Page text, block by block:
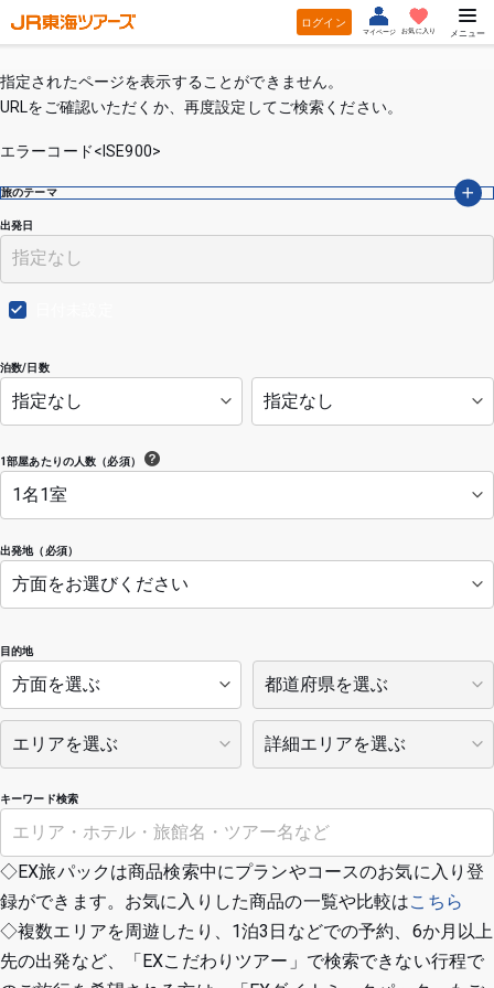
ログイン
マイページ お気に入り メニュー
指定されたページを表示することができません。
URLをご確認いただくか、再度設定してご検索ください。
エラーコード<ISE900>
出発地（必須）
出発日
泊数/日数
1部屋あたりの人数（必須）
目的地
キーワード検索
旅のテーマ
◇EX旅パックは商品検索中にプランやコースのお気に入り登
録ができます。お気に入りした商品の一覧や比較はこちら
◇複数エリアを周遊したり、1泊3日などでの予約、6か月以上
先の出発など、「EXこだわりツアー」で検索できない行程で